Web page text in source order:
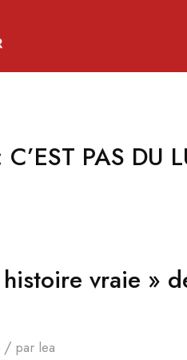
C’EST PAS DU
vraie »
/ par lea